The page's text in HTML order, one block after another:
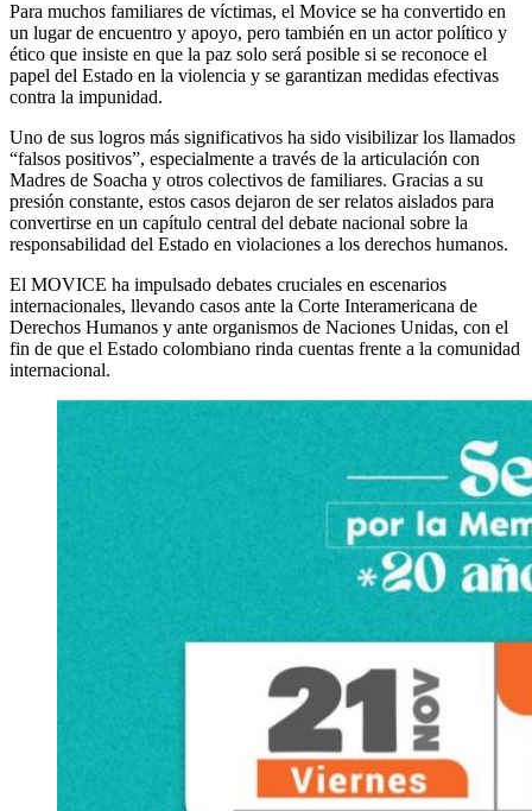
Para muchos familiares de víctimas, el Movice se ha convertido en
un lugar de encuentro y apoyo, pero también en un actor político y
ético que insiste en que la paz solo será posible si se reconoce el
papel del Estado en la violencia y se garantizan medidas efectivas
contra la impunidad.
Uno de sus logros más significativos ha sido visibilizar los llamados
“falsos positivos”, especialmente a través de la articulación con
Madres de Soacha y otros colectivos de familiares. Gracias a su
presión constante, estos casos dejaron de ser relatos aislados para
convertirse en un capítulo central del debate nacional sobre la
responsabilidad del Estado en violaciones a los derechos humanos.
El MOVICE ha impulsado debates cruciales en escenarios
internacionales, llevando casos ante la Corte Interamericana de
Derechos Humanos y ante organismos de Naciones Unidas, con el
fin de que el Estado colombiano rinda cuentas frente a la comunidad
internacional.